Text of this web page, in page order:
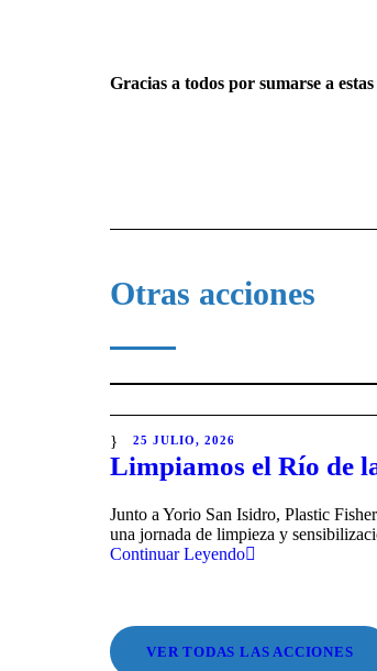
Gracias a todos por sumarse a
Otras acciones
25 JULIO, 2026
Limpiamos el Río de
Junto a Yorio San Isidro, Plastic
una jornada de limpieza y
Continuar Leyendo
VER TODAS LAS ACCIONES